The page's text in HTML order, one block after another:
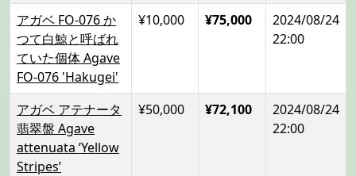
アガベ FO-076 か
つて白鯨と呼ばれ
ていた個体 Agave
FO-076 'Hakugei'
¥10,000 ¥75,000
2024/08/24
22:00
アガベ アテナータ
翡翠盤 Agave
attenuata ’Yellow
Stripes’
¥50,000 ¥72,100
2024/08/24
22:00